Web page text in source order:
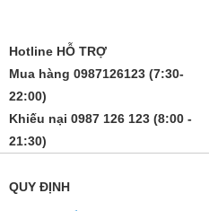
Hotline HỖ TRỢ
Mua hàng 0987126123 (7:30-
22:00)
Khiếu nại 0987 126 123 (8:00 -
21:30)
QUY ĐỊNH